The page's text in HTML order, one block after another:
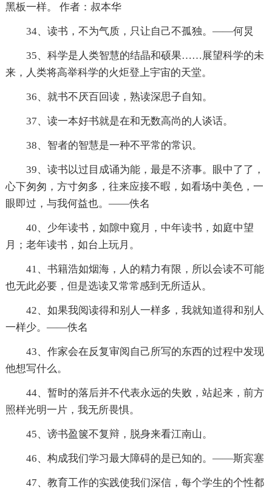
黑板一样。 作者：叔本华
34、读书，不为气质，只让自己不孤独。——何炅
35、科学是人类智慧的结晶和硕果……展望科学的未
来，人类将高举科学的火炬登上宇宙的天堂。
36、就书不厌百回读，熟读深思子自知。
37、读一本好书就是在和无数高尚的人谈话。
38、智者的智慧是一种不平常的常识。
39、读书以过目成诵为能，最是不济事。眼中了了，
心下匆匆，方寸匆多，往来应接不暇，如看场中美色，一
眼即过，与我何益也。——佚名
40、少年读书，如隙中窥月，中年读书，如庭中望
月；老年读书，如台上玩月。
41、书籍浩如烟海，人的精力有限，所以会读不可能
也无此必要，但是选读又常常感到无所适从。
42、如果我阅读得和别人一样多，我就知道得和别人
一样少。——佚名
43、作家会在反复审阅自己所写的东西的过程中发现
他想写什么。
44、暂时的落后并不代表永远的失败，站起来，前方
照样光明一片，我无所畏惧。
45、谤书盈箧不复辩，脱身来看江南山。
46、构成我们学习最大障碍的是已知的。——斯宾塞
47、教育工作的实践使我们深信，每个学生的个性都